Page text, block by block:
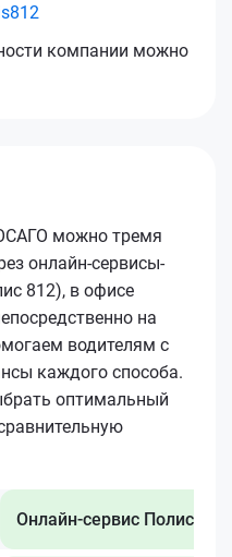
компании можно
можно тремя
онлайн-сервисы-
812), в офисе
на
водителям с
каждого способа.
оптимальный
Онлайн-сервис Полис 812